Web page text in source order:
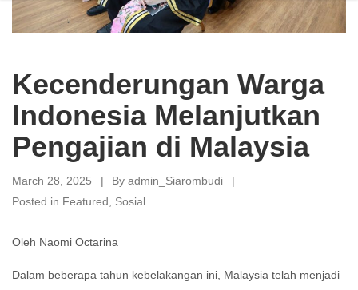
Kecenderungan Warga
Indonesia Melanjutkan
Pengajian di Malaysia
March 28, 2025 By admin_Siarombudi
Posted in Featured, Sosial
Oleh Naomi Octarina
Dalam beberapa tahun kebelakangan ini, Malaysia telah menjadi